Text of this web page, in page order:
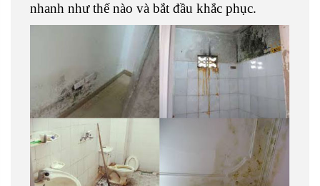
nhanh như thế nào và bắt đầu khắc phục.